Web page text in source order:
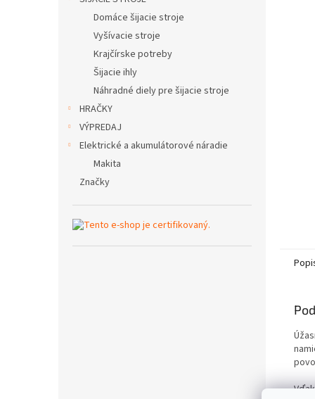
Domáce šijacie stroje
Vyšívacie stroje
Krajčírske potreby
Šijacie ihly
Náhradné diely pre šijacie stroje
HRAČKY
VÝPREDAJ
Elektrické a akumulátorové náradie
Makita
Značky